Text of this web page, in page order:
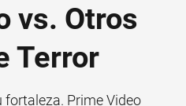
vs. Otros
Terror
Prime Video